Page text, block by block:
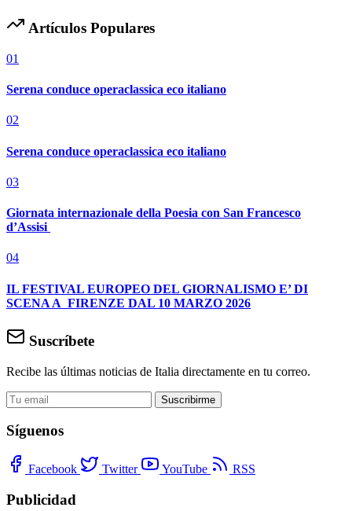
Artículos Populares
01
Serena conduce operaclassica eco italiano
02
Serena conduce operaclassica eco italiano
03
Giornata internazionale della Poesia con San Francesco
d’Assisi
04
IL FESTIVAL EUROPEO DEL GIORNALISMO E’ DI
SCENA A FIRENZE DAL 10 MARZO 2026
Suscríbete
Recibe las últimas noticias de Italia directamente en tu correo.
Suscribirme
Síguenos
Facebook Twitter YouTube RSS
Publicidad